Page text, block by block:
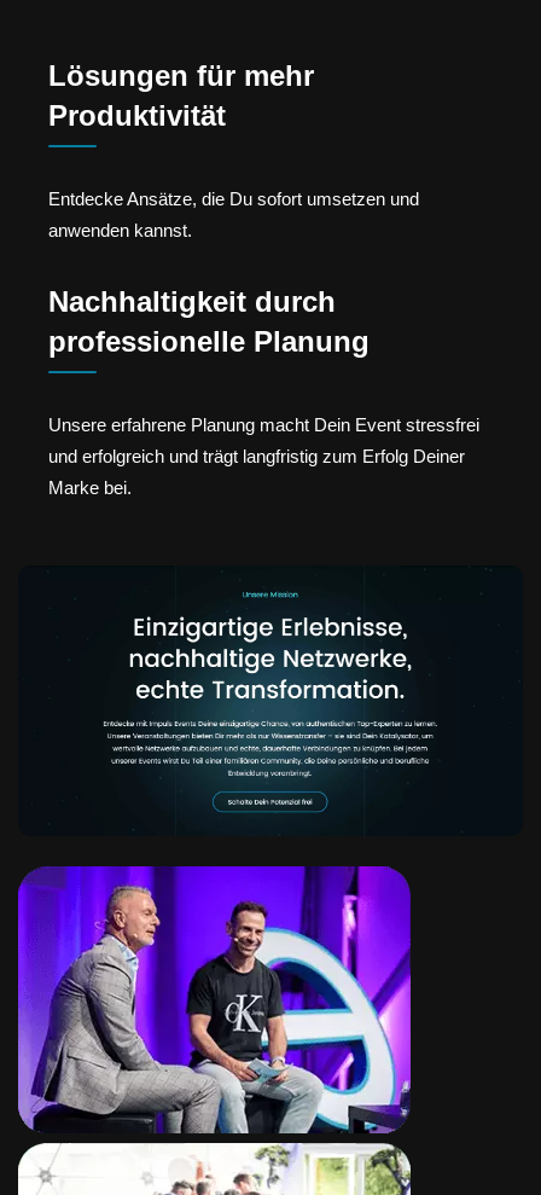
Lösungen für mehr
Produktivität
Entdecke Ansätze, die Du sofort umsetzen und
anwenden kannst.
Nachhaltigkeit durch
professionelle Planung
Unsere erfahrene Planung macht Dein Event stressfrei
und erfolgreich und trägt langfristig zum Erfolg Deiner
Marke bei.